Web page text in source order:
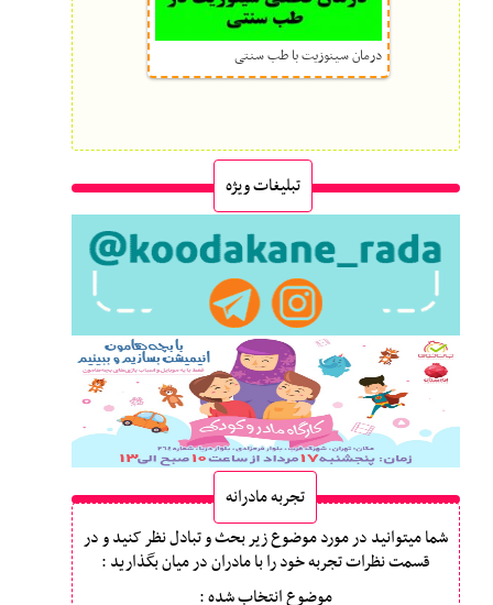
درمان سینوزیت با طب سنتی
تبلیغات ویژه
تجربه مادرانه
شما میتوانید در مورد موضوع زیر بحث و تبادل نظر کنید و در
قسمت نظرات تجربه خود را با مادران در میان بگذارید :
موضوع انتخاب شده :